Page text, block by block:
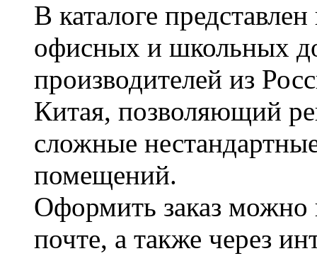
В каталоге
офисных и школьных
производителей из
Китая, позволяющий
сложные
помещений.
Оформить заказ можно
почте, а также через